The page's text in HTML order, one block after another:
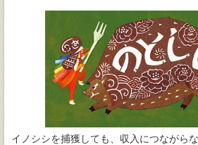
イノシシを捕獲しても、収入につながら